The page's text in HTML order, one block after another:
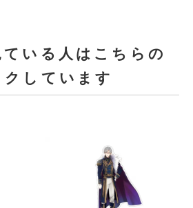
いる人はこちらの
しています